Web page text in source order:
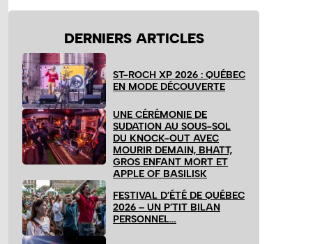
DERNIERS ARTICLES
ST-ROCH XP 2026 : QUÉBEC
EN MODE DÉCOUVERTE
UNE CÉRÉMONIE DE
SUDATION AU SOUS-SOL
DU KNOCK-OUT AVEC
MOURIR DEMAIN, BHATT,
GROS ENFANT MORT ET
APPLE OF BASILISK
FESTIVAL D’ÉTÉ DE QUÉBEC
2026 – UN P’TIT BILAN
PERSONNEL…